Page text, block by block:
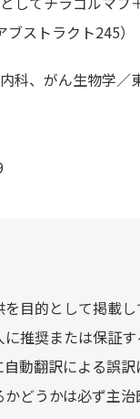
ストラクト245）
、がん生物学／
目的として掲載し
推奨または保証す
動翻訳による誤
どうかは必ず主治